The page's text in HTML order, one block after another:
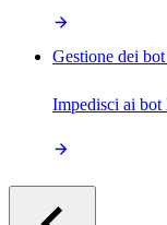
Gestione dei
Impedisci ai